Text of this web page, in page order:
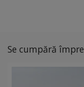
Se cumpără